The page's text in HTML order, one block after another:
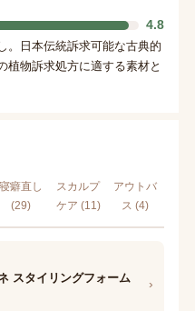
4.8
。日本伝統訴求可能な古典的
植物訴求処方に適する素材と
寝癖直し
(29)
スカルプ
ケア (11)
アウトバ
ス (4)
スタイリングフォーム ›